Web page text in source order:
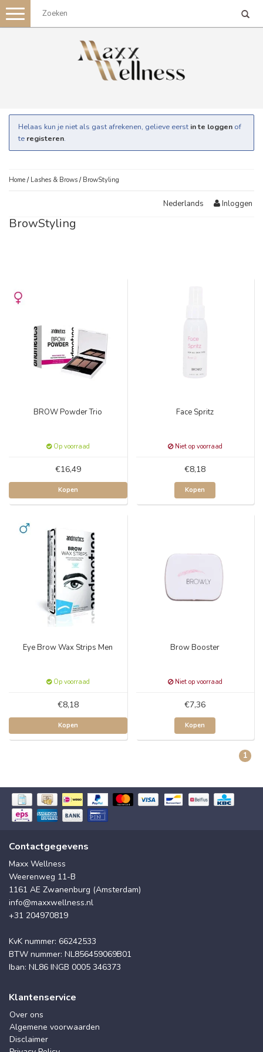
Toggle
navigation
Helaas kun je niet als gast afrekenen, gelieve eerst in te loggen of
te registeren.
Home / Lashes & Brows / BrowStyling
Nederlands Inloggen
BrowStyling
BROW Powder Trio
Op voorraad
€16,49
Kopen
Face Spritz
Niet op voorraad
€8,18
Kopen
Eye Brow Wax Strips Men
Op voorraad
€8,18
Kopen
Brow Booster
Niet op voorraad
€7,36
Kopen
1
Contactgegevens
Maxx Wellness
Weerenweg 11-B
1161 AE Zwanenburg (Amsterdam)
info@maxxwellness.nl
+31 204970819
KvK nummer: 66242533
BTW nummer: NL856459069B01
Iban: NL86 INGB 0005 346373
Klantenservice
Over ons
Algemene voorwaarden
Disclaimer